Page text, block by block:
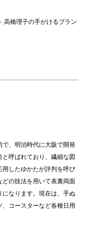
高橋理子の手がけるブラン
、明治時代に大阪で開発
呼ばれており、繊細な図
したゆかたが評判を呼び
の技法を用いて表裏両面
なります。現在は、手ぬ
コースターなど各種日用